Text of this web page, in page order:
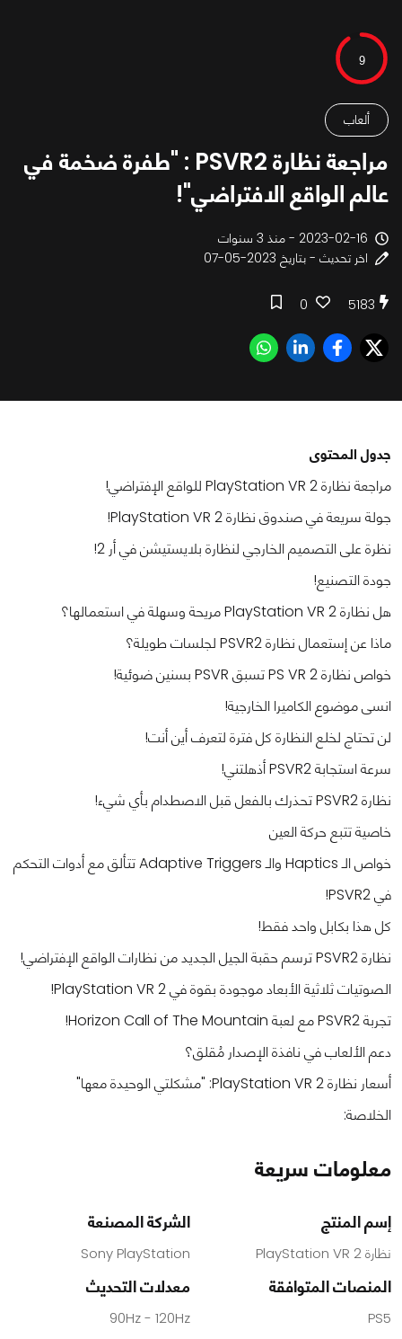
9
ألعاب
مراجعة نظارة PSVR2 : "طفرة ضخمة في
عالم الواقع الافتراضي"!
2023-02-16 - منذ 3 سنوات
اخر تحديث - بتاريخ 2023-05-07
5183
0
جدول المحتوى
مراجعة نظارة PlayStation VR 2 للواقع الإفتراضي!
جولة سريعة في صندوق نظارة PlayStation VR 2!
نظرة على التصميم الخارجي لنظارة بلايستيشن في أر 2!
جودة التصنيع!
هل نظارة PlayStation VR 2 مريحة وسهلة في استعمالها؟
ماذا عن إستعمال نظارة PSVR2 لجلسات طويلة؟
خواص نظارة PS VR 2 تسبق PSVR بسنين ضوئية!
انسى موضوع الكاميرا الخارجية!
لن تحتاج لخلع النظارة كل فترة لتعرف أين أنت!
سرعة استجابة PSVR2 أذهلتني!
نظارة PSVR2 تحذرك بالفعل قبل الاصطدام بأي شيء!
خاصية تتبع حركة العين
خواص الـ Haptics والـ Adaptive Triggers تتألق مع أدوات التحكم
في PSVR2!
كل هذا بكابل واحد فقط!
نظارة PSVR2 ترسم حقبة الجيل الجديد من نظارات الواقع الإفتراضي!
الصوتيات ثلاثية الأبعاد موجودة بقوة في PlayStation VR 2!
تجربة PSVR2 مع لعبة Horizon Call of The Mountain!
دعم الألعاب في نافذة الإصدار مُقلق؟
أسعار نظارة PlayStation VR 2: "مشكلتي الوحيدة معها"
الخلاصة:
معلومات سريعة
إسم المنتج
نظارة PlayStation VR 2
الشركة المصنعة
Sony PlayStation
المنصات المتوافقة
PS5
معدلات التحديث
90Hz - 120Hz